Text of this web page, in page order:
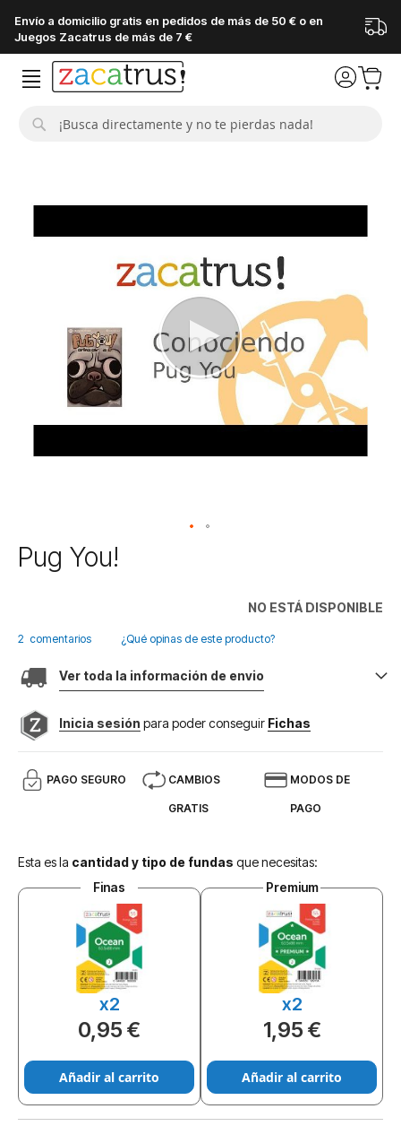
Envío a domicilio gratis en pedidos de más de 50 € o en
Juegos Zacatrus de más de 7 €
Saltar
al
galería
imágenes
Pug You!
NO ESTÁ DISPONIBLE
2 comentarios ¿Qué opinas de este producto?
Ver toda la información de envio
Inicia sesión para poder conseguir Fichas
PAGO SEGURO CAMBIOS
GRATIS
MODOS DE
PAGO
Esta es la cantidad y tipo de fundas que necesitas:
Finas
x2
0,95 €
Añadir al carrito
Premium
x2
1,95 €
Añadir al carrito